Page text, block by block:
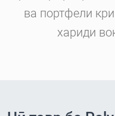
ва портфели
хариди